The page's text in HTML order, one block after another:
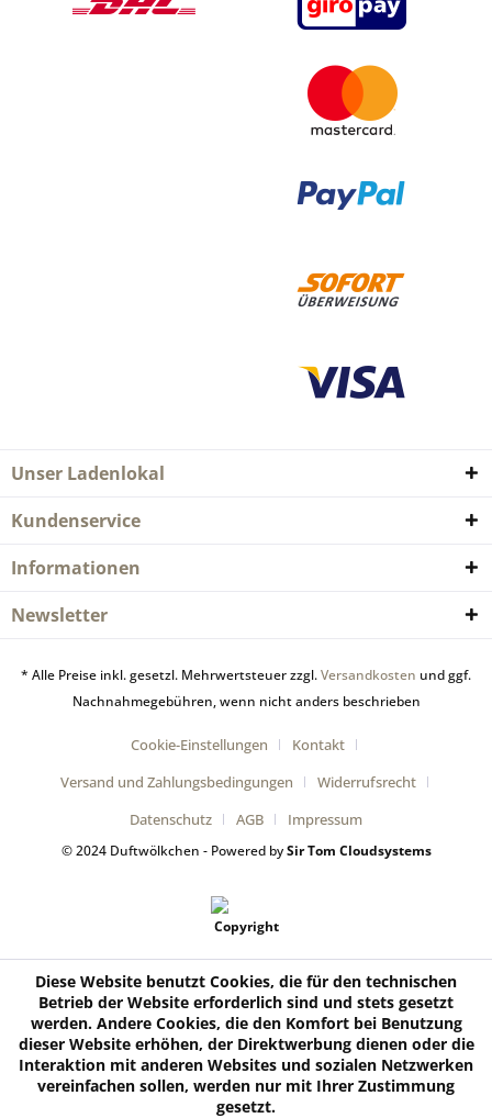
Unser Ladenlokal
Kundenservice
Informationen
Newsletter
* Alle Preise inkl. gesetzl. Mehrwertsteuer zzgl.Versandkosten und ggf.
Nachnahmegebühren, wenn nicht anders beschrieben
Cookie-Einstellungen
Kontakt
Versand und Zahlungsbedingungen
Widerrufsrecht
Datenschutz
AGB Impressum
© 2024 Duftwölkchen - Powered bySir Tom Cloudsystems
Diese Website benutzt Cookies, die für den technischen
Betrieb der Website erforderlich sind und stets gesetzt
werden. Andere Cookies, die den Komfort bei Benutzung
dieser Website erhöhen, der Direktwerbung dienen oder die
Interaktion mit anderen Websites und sozialen Netzwerken
vereinfachen sollen, werden nur mit Ihrer Zustimmung
gesetzt.